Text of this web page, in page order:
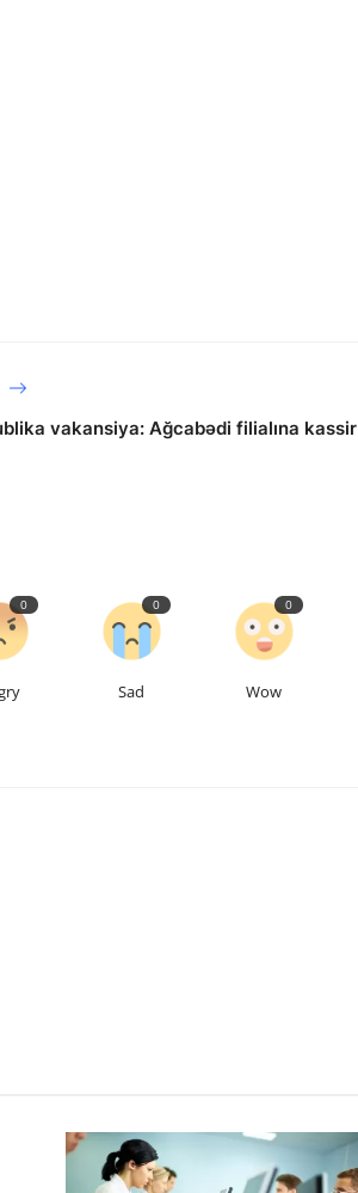
vakansiya: Ağcabədi filialına kassir
0 0
Sad
0
Wow